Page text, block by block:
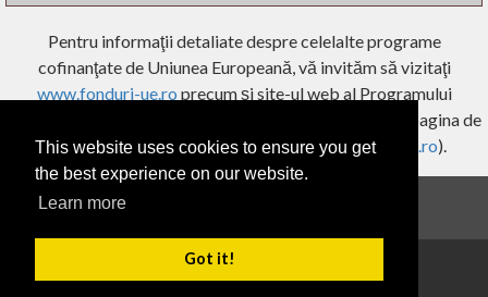
This website uses cookies to ensure you get
the best experience on our website.
Learn more
Got it!
Pentru informaţii detaliate despre celelalte programe
cofinanţate de Uniunea Europeană, vă invităm să vizitaţi
www.fonduri-ue.ro precum şi site-ul web al Programului
și pagina de
Facebook a programului (facebook.com/inforegio.ro).
Informații de interes public
Copyright 2026